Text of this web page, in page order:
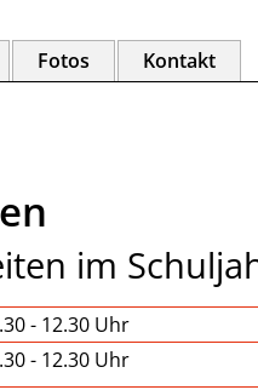
Fotos Kontakt
im
- 12.30 Uhr
- 12.30 Uhr